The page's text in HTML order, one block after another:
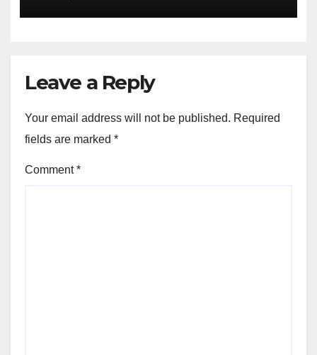
Leave a Reply
Your email address will not be published. Required
fields are marked *
Comment*